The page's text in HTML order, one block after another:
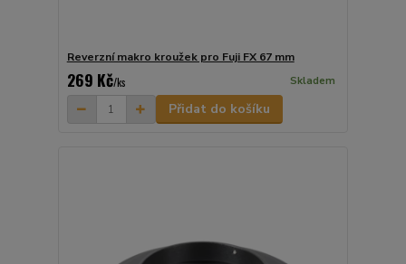
Reverzní makro kroužek pro Fuji FX 67 mm
269 Kč/ks Skladem
Přidat do košíku